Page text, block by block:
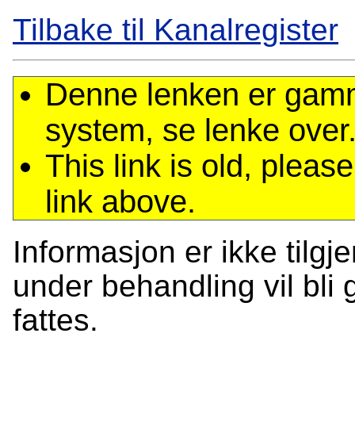
Tilbake til Kanalregister
Denne lenken er
system, se lenke
This link is old,
link above.
Informasjon er ikke
under behandling vil bli
fattes.